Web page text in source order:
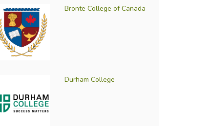
Bronte College of Canada
Durham College